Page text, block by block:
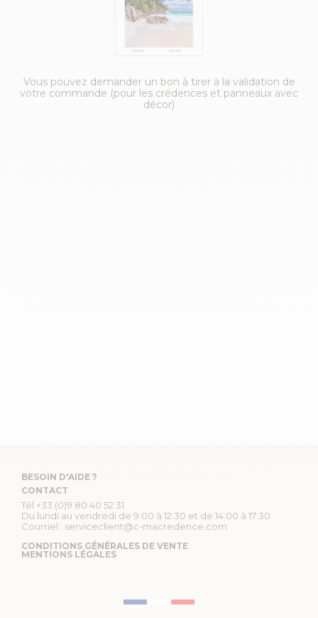
Vous pouvez demander un bon à tirer à la validation de
votre commande (pour les crédences et panneaux avec
décor)
BESOIN D'AIDE ?
CONTACT
Tél +33 (0)9 80 40 52 31
Du lundi au vendredi de 9:00 à 12:30 et de 14:00 à 17:30
Courriel : serviceclient@c-macredence.com
CONDITIONS GÉNÉRALES DE VENTE
MENTIONS LÉGALES